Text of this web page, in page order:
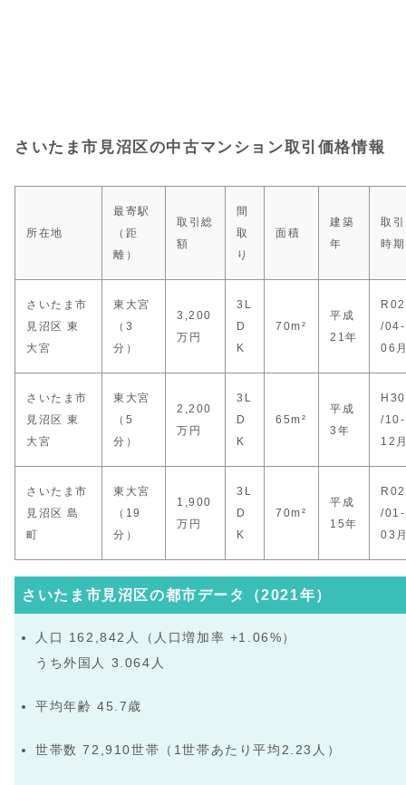
さいたま市見沼区の中古マンション取引価格情報
所在地
最寄駅
（距
離）
取引総
額
間
取
り
面積
建築
年
取引
時期
さいたま市
見沼区 東
大宮
東大宮
（3
分）
3,200
万円
3L
D
K
70m²
平成
21年
R02
/04-
06
さいたま市
見沼区 東
大宮
東大宮
（5
分）
2,200
万円
3L
D
K
65m²
平成
3年
H30
/10-
12
さいたま市
見沼区 島
町
東大宮
（19
分）
1,900
万円
3L
D
K
70m²
平成
15年
R02
/01-
03
さいたま市見沼区の都市データ（2021年）
人口 162,842人（人口増加率 +1.06%）
うち外国人 3.064人
平均年齢 45.7歳
世帯数 72,910世帯（1世帯あたり平均2.23人）